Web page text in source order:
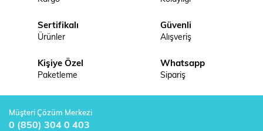
Sertifikalı
Ürünler
Güvenli
Alışveriş
Kişiye Özel
Paketleme
Whatsapp
Sipariş
Müşteri Çözüm Merkezi
0 (850) 304 0 403